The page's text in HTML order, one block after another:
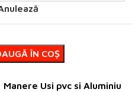
ÎN COȘ
Manere Usi pvc si Aluminiu